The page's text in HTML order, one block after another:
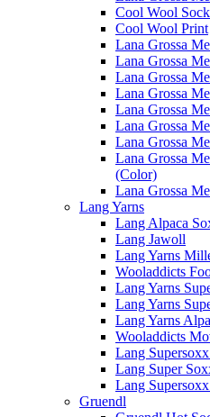
Cool Wool
Cool Wool Print
Lana Grossa
Lana Grossa
Lana Grossa
Lana Grossa
Lana Grossa
Lana Grossa
Lana Grossa
Lana Grossa
(Color)
Lana Grossa
Lang Yarns
Lang Alpaca
Lang Jawoll
Lang Yarns
Wooladdicts
Lang Yarns
Lang Yarns
Lang Yarns
Wooladdicts
Lang
Lang Super
Lang
Gruendl